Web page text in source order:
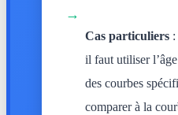
→
Cas particuliers
il faut utiliser
des courbes
comparer à la